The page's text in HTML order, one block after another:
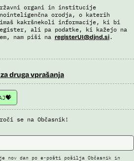
sistema policije
javnega značaja
državni organi in institucije
orodja, o katerih
imaš kakršnekoli informacije, ki bi
ali pa podatke, ki kažejo na
nam piši na registerUI@djnd.si.
druga vprašanja
se na Občasnik!
nov dan po e-pošti pošilja Občasnik in